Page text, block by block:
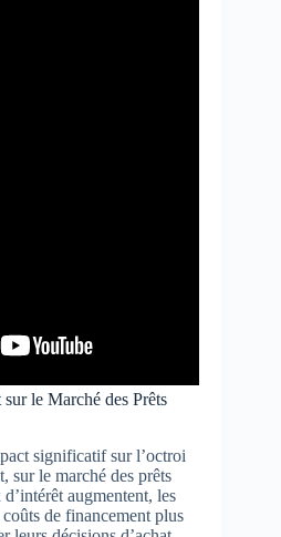
le Marché des Prêts
significatif sur l’octroi
sur le marché des prêts
augmentent, les
de financement plus